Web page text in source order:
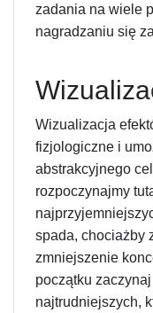
zadania na wiele
nagradzaniu się
Wizualizacja
fizjologiczne i
abstrakcyjnego
rozpoczynajmy
spada, chociażby
zmniejszenie
początku
najtrudniejszych,